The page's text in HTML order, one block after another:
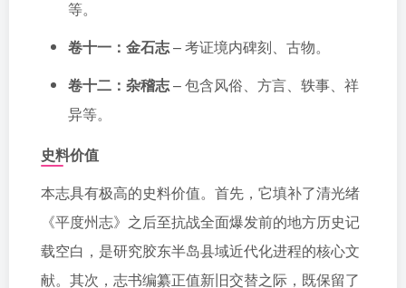
等。
卷十一：金石志– 考证境内碑刻、古物。
卷十二：杂稽志– 包含风俗、方言、轶事、祥
异等。
史料价值
本志具有极高的史料价值。首先，它填补了清光绪
《平度州志》之后至抗战全面爆发前的地方历史记
载空白，是研究胶东半岛县域近代化进程的核心文
献。其次，志书编纂正值新旧交替之际，既保留了